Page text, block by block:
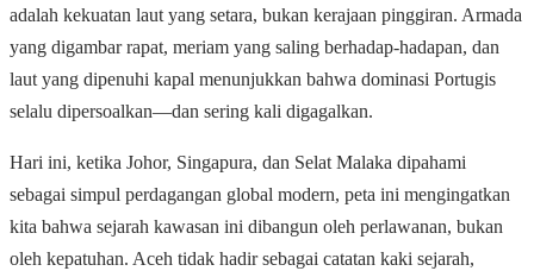
adalah kekuatan laut yang setara, bukan kerajaan pinggiran. Armada
yang digambar rapat, meriam yang saling berhadap-hadapan, dan
laut yang dipenuhi kapal menunjukkan bahwa dominasi Portugis
selalu dipersoalkan—dan sering kali digagalkan.
Hari ini, ketika Johor, Singapura, dan Selat Malaka dipahami
sebagai simpul perdagangan global modern, peta ini mengingatkan
kita bahwa sejarah kawasan ini dibangun oleh perlawanan, bukan
oleh kepatuhan. Aceh tidak hadir sebagai catatan kaki sejarah,